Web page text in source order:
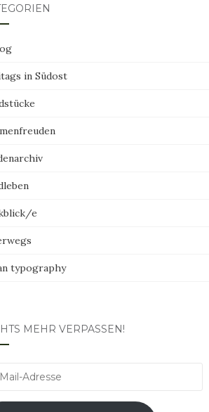
in Südost
e
typography
MEHR VERPASSEN!